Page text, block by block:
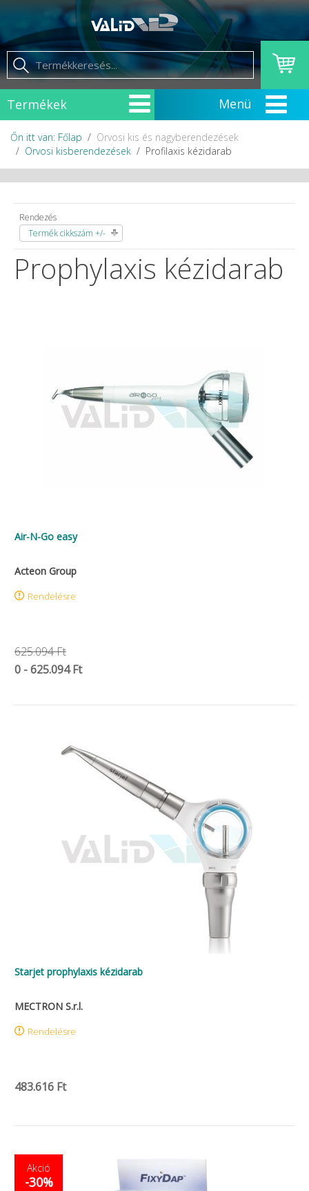
Termékek
Őn itt van: Főlap
Orvosi kis és nagyberendezések
Orvosi kisberendezések
Profilaxis kézidarab
Rendezés
Termék cikkszám +/-
Prophylaxis kézidarab
Air-N-Go easy
Acteon Group
Rendelésre
625.094 Ft
0 - 625.094 Ft
Starjet prophylaxis kézidarab
MECTRON S.r.l.
Rendelésre
483.616 Ft
Akció
-30%